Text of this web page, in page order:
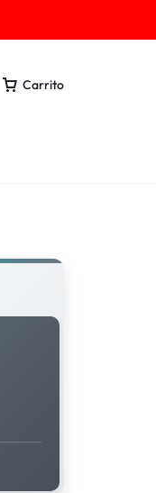
Carrito